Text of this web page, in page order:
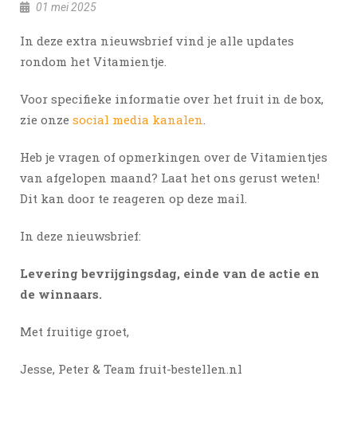
01 mei 2025
In deze extra nieuwsbrief vind je alle updates
rondom het Vitamientje.
Voor specifieke informatie over het fruit in de box,
zie onze social media kanalen.
Heb je vragen of opmerkingen over de Vitamientjes
van afgelopen maand? Laat het ons gerust weten!
Dit kan door te reageren op deze mail.
In deze nieuwsbrief:
Levering bevrijgingsdag, einde van de actie en
de winnaars.
Met fruitige groet,
Jesse, Peter & Team fruit-bestellen.nl